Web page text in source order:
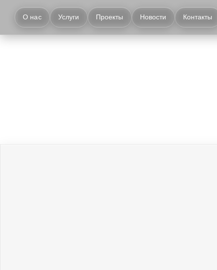
О нас Услуги Проекты Новости Контакты